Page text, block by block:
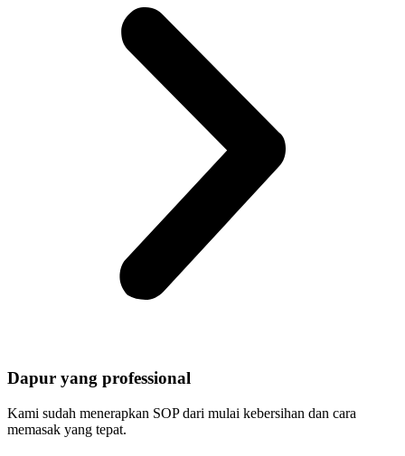
Dapur yang professional
Kami sudah menerapkan SOP dari mulai kebersihan dan cara
memasak yang tepat.